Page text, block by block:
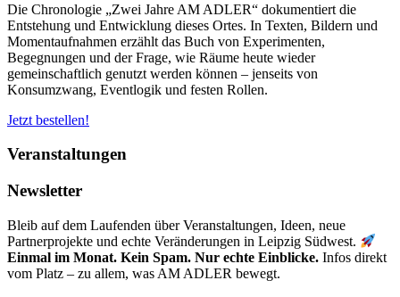
Feuershow
an
einem
Tag“
Die Chronologie „Zwei Jahre AM ADLER“ dokumentiert die
Entstehung und Entwicklung dieses Ortes. In Texten, Bildern und
Momentaufnahmen erzählt das Buch von Experimenten,
Begegnungen und der Frage, wie Räume heute wieder
gemeinschaftlich genutzt werden können – jenseits von
Konsumzwang, Eventlogik und festen Rollen.
Jetzt bestellen!
Veranstaltungen
Newsletter
Bleib auf dem Laufenden über Veranstaltungen, Ideen, neue
Partnerprojekte und echte Veränderungen in Leipzig Südwest.
Einmal im Monat. Kein Spam. Nur echte Einblicke. Infos direkt
vom Platz – zu allem, was AM ADLER bewegt.